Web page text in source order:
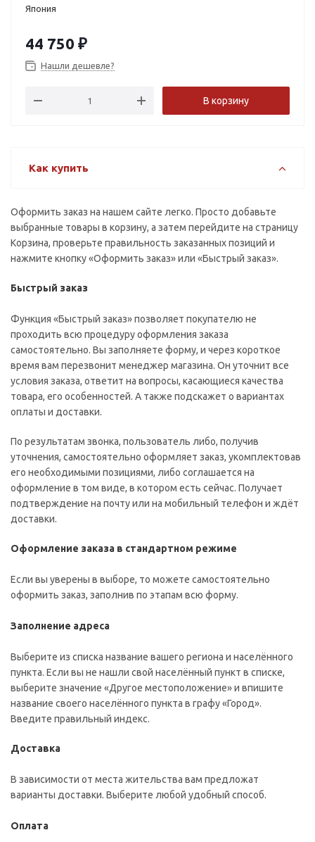
Япония
44 750 ₽
Нашли дешевле?
В корзину
Как купить
Оформить заказ на нашем сайте легко. Просто добавьте
выбранные товары в корзину, а затем перейдите на страницу
Корзина, проверьте правильность заказанных позиций и
нажмите кнопку «Оформить заказ» или «Быстрый заказ».
Быстрый заказ
Функция «Быстрый заказ» позволяет покупателю не
проходить всю процедуру оформления заказа
самостоятельно. Вы заполняете форму, и через короткое
время вам перезвонит менеджер магазина. Он уточнит все
условия заказа, ответит на вопросы, касающиеся качества
товара, его особенностей. А также подскажет о вариантах
оплаты и доставки.
По результатам звонка, пользователь либо, получив
уточнения, самостоятельно оформляет заказ, укомплектовав
его необходимыми позициями, либо соглашается на
оформление в том виде, в котором есть сейчас. Получает
подтверждение на почту или на мобильный телефон и ждёт
доставки.
Оформление заказа в стандартном режиме
Если вы уверены в выборе, то можете самостоятельно
оформить заказ, заполнив по этапам всю форму.
Заполнение адреса
Выберите из списка название вашего региона и населённого
пункта. Если вы не нашли свой населённый пункт в списке,
выберите значение «Другое местоположение» и впишите
название своего населённого пункта в графу «Город».
Введите правильный индекс.
Доставка
В зависимости от места жительства вам предложат
варианты доставки. Выберите любой удобный способ.
Оплата